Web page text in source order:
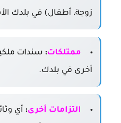
زوجة، أطفال) في بلدك
ممتلكات: سندات
أخرى في بلدك.
التزامات أخرى: أي